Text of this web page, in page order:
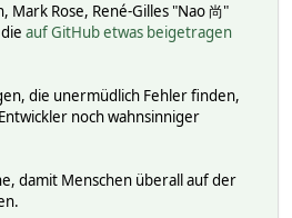
Rose, René-Gilles "Nao 尚"
auf GitHub etwas beigetragen
die unermüdlich Fehler finden,
noch wahnsinniger
damit Menschen überall auf der